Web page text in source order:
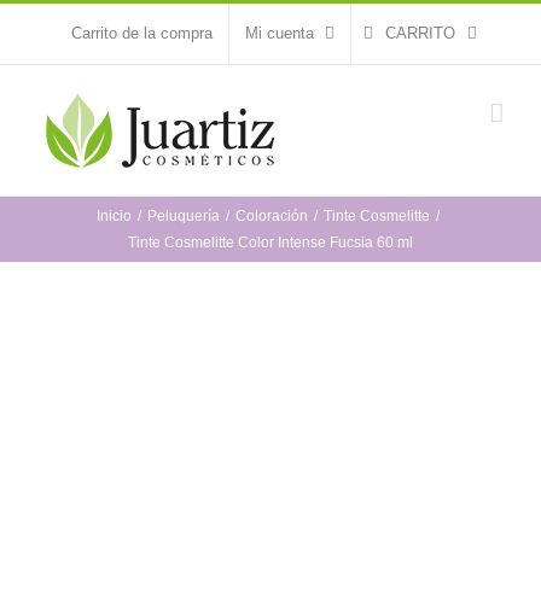
Carrito de la compra Mi cuenta CARRITO
Inicio Peluquería Coloración
Tinte Cosmelitte
Tinte Cosmelitte Color Intense Fucsia 60 ml